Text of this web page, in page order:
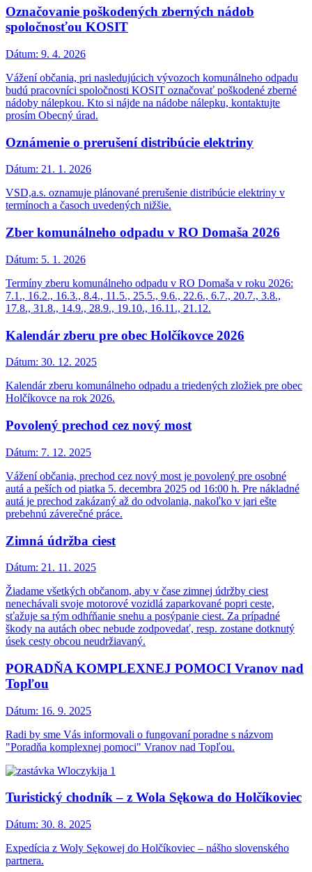
Označovanie poškodených zberných nádob
spoločnosťou KOSIT
Dátum: 9. 4. 2026
Vážení občania, pri nasledujúcich vývozoch komunálneho odpadu
budú pracovníci spoločnosti KOSIT označovať poškodené zberné
nádoby nálepkou. Kto si nájde na nádobe nálepku, kontaktujte
prosím Obecný úrad.
Oznámenie o prerušení distribúcie elektriny
Dátum: 21. 1. 2026
VSD,a.s. oznamuje plánované prerušenie distribúcie elektriny v
termínoch a časoch uvedených nižšie.
Zber komunálneho odpadu v RO Domaša 2026
Dátum: 5. 1. 2026
Termíny zberu komunálneho odpadu v RO Domaša v roku 2026:
7.1., 16.2., 16.3., 8.4., 11.5., 25.5., 9.6., 22.6., 6.7., 20.7., 3.8.,
17.8., 31.8., 14.9., 28.9., 19.10., 16.11., 21.12.
Kalendár zberu pre obec Holčíkovce 2026
Dátum: 30. 12. 2025
Kalendár zberu komunálneho odpadu a triedených zložiek pre obec
Holčíkovce na rok 2026.
Povolený prechod cez nový most
Dátum: 7. 12. 2025
Vážení občania, prechod cez nový most je povolený pre osobné
autá a peších od piatka 5. decembra 2025 od 16:00 h. Pre nákladné
autá je prechod zakázaný až do odvolania, nakoľko v jari ešte
prebehnú záverečné práce.
Zimná údržba ciest
Dátum: 21. 11. 2025
Žiadame všetkých občanom, aby v čase zimnej údržby ciest
nenechávali svoje motorové vozidlá zaparkované popri ceste,
sťažuje sa tým odhŕňanie snehu a posýpanie ciest. Za prípadné
škody na autách obec nebude zodpovedať, resp. zostane dotknutý
úsek cesty obcou neudržiavaný.
PORADŇA KOMPLEXNEJ POMOCI Vranov nad
Topľou
Dátum: 16. 9. 2025
Radi by sme Vás informovali o fungovaní poradne s názvom
"Poradňa komplexnej pomoci" Vranov nad Topľou.
Turistický chodník – z Wola Sękowa do Holčíkoviec
Dátum: 30. 8. 2025
Expedícia z Woly Sękowej do Holčíkoviec – nášho slovenského
partnera.